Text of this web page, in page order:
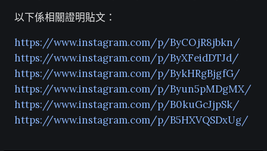
以下係相關證明貼文：
https://www.instagram.com/p/ByCOjR8jbkn/
https://www.instagram.com/p/ByXFeidDTJd/
https://www.instagram.com/p/BykHRgBjgfG/
https://www.instagram.com/p/Byun5pMDgMX/
https://www.instagram.com/p/B0kuGcJjpSk/
https://www.instagram.com/p/B5HXVQSDxUg/